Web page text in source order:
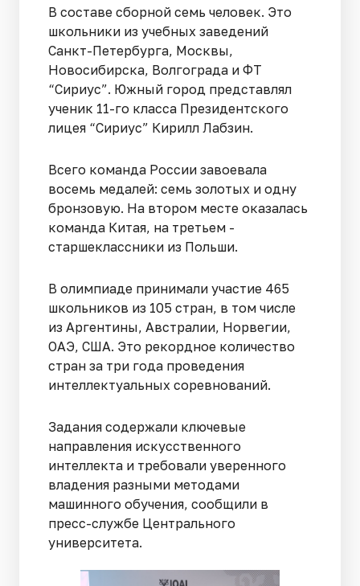
В составе сборной семь человек. Это
школьники из учебных заведений
Санкт-Петербурга, Москвы,
Новосибирска, Волгограда и ФТ
“Сириус”. Южный город представлял
ученик 11-го класса Президентского
лицея “Сириус” Кирилл Лабзин.
Всего команда России завоевала
восемь медалей: семь золотых и одну
бронзовую. На втором месте оказалась
команда Китая, на третьем -
старшеклассники из Польши.
В олимпиаде принимали участие 465
школьников из 105 стран, в том числе
из Аргентины, Австралии, Норвегии,
ОАЭ, США. Это рекордное количество
стран за три года проведения
интеллектуальных соревнований.
Задания содержали ключевые
направления искусственного
интеллекта и требовали уверенного
владения разными методами
машинного обучения, сообщили в
пресс-службе Центрального
университета.